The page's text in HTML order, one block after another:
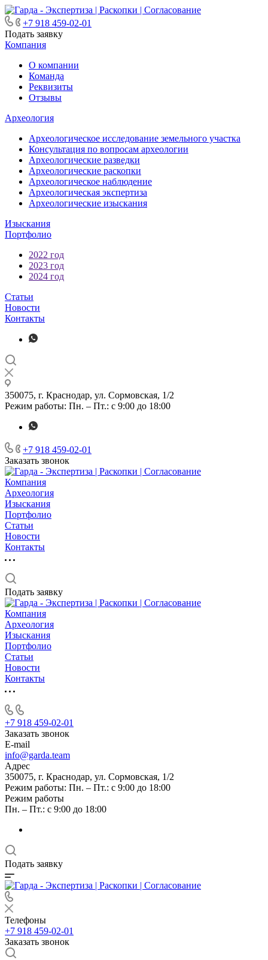
+7 918 459-02-01
Подать заявку
Компания
О компании
Команда
Реквизиты
Отзывы
Археология
Археологическое исследование земельного участка
Консультация по вопросам археологии
Археологические разведки
Археологические раскопки
Археологическое наблюдение
Археологическая экспертиза
Археологические изыскания
Изыскания
Портфолио
2022 год
2023 год
2024 год
Статьи
Новости
Контакты
350075, г. Краснодар, ул. Сормовская, 1/2
Режим работы: Пн. – Пт.: с 9:00 до 18:00
+7 918 459-02-01
Заказать звонок
Компания
Археология
Изыскания
Портфолио
Статьи
Новости
Контакты
Подать заявку
Компания
Археология
Изыскания
Портфолио
Статьи
Новости
Контакты
+7 918 459-02-01
Заказать звонок
E-mail
info@garda.team
Адрес
350075, г. Краснодар, ул. Сормовская, 1/2
Режим работы: Пн. – Пт.: с 9:00 до 18:00
Режим работы
Пн. – Пт.: с 9:00 до 18:00
Подать заявку
Телефоны
+7 918 459-02-01
Заказать звонок